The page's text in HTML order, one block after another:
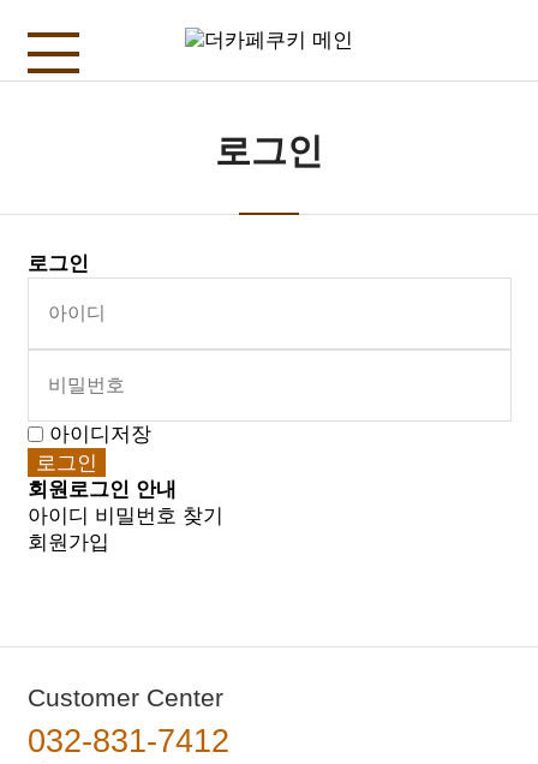
로그인
로그인
아이디저장
회원로그인 안내
아이디 비밀번호 찾기
회원가입
Customer Center
032-831-7412